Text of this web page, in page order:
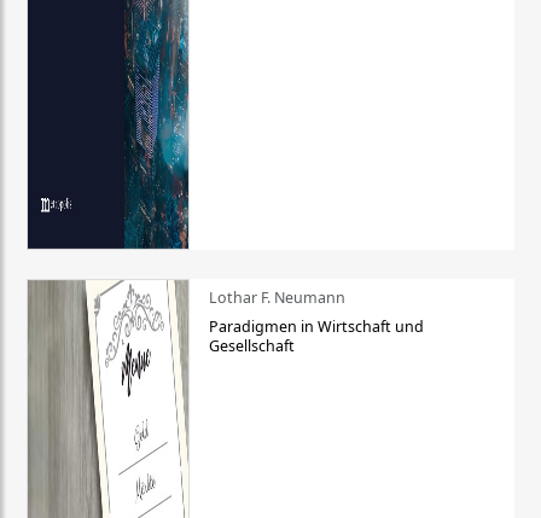
Lothar F. Neumann
Paradigmen in Wirtschaft und
Gesellschaft